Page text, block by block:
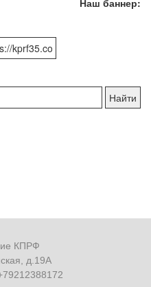
Наш баннер:
КПРФ
д.19А